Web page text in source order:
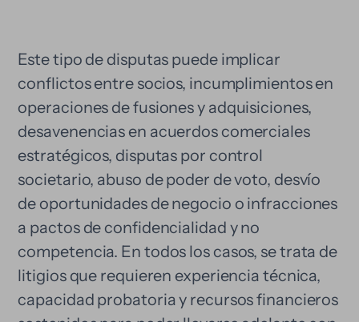
Este tipo de disputas puede implicar
conflictos entre socios, incumplimientos en
operaciones de fusiones y adquisiciones,
desavenencias en acuerdos comerciales
estratégicos, disputas por control
societario, abuso de poder de voto, desvío
de oportunidades de negocio o infracciones
a pactos de confidencialidad y no
competencia. En todos los casos, se trata de
litigios que requieren experiencia técnica,
capacidad probatoria y recursos financieros